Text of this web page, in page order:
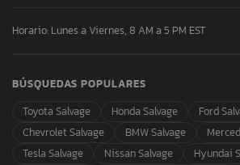
Horario: Lunes a Viernes, 8 AM a 5 PM EST
BÚSQUEDAS POPULARES
Toyota Salvage
Honda Salvage
Ford
Chevrolet Salvage
BMW Salvage
Tesla Salvage
Nissan Salvage
Hyundai